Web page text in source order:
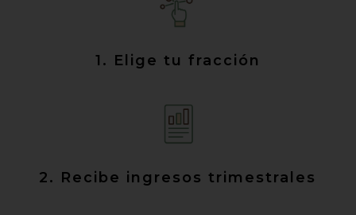
1. Elige tu fracción
2. Recibe ingresos trimestrales